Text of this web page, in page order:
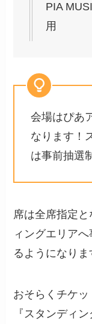
PIA
用
会場はぴあ
なります！
は事前抽選
席は全席指定
ィングエリア
るようになりま
おそらくチケ
『スタンディ